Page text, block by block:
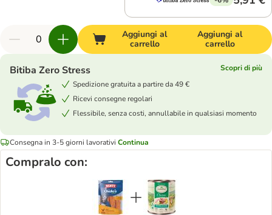
Aggiungi al
carrello
Aggiungi al
carrello
Bitiba Zero Stress
Scopri di più
Spedizione gratuita a partire da 49 €
Ricevi consegne regolari
Flessibile, senza costi, annullabile in qualsiasi momento
Consegna in 3-5 giorni lavorativi Continua
Compralo con: